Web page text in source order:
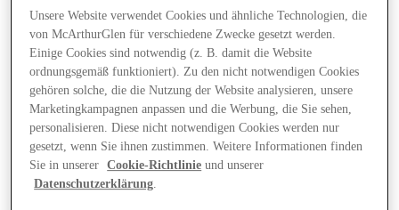
Unsere Website verwendet Cookies und ähnliche Technologien, die
von McArthurGlen für verschiedene Zwecke gesetzt werden.
Einige Cookies sind notwendig (z. B. damit die Website
ordnungsgemäß funktioniert). Zu den nicht notwendigen Cookies
gehören solche, die die Nutzung der Website analysieren, unsere
Marketingkampagnen anpassen und die Werbung, die Sie sehen,
personalisieren. Diese nicht notwendigen Cookies werden nur
gesetzt, wenn Sie ihnen zustimmen. Weitere Informationen finden
Sie in unserer
Cookie-Richtlinie und unserer
Datenschutzerklärung.